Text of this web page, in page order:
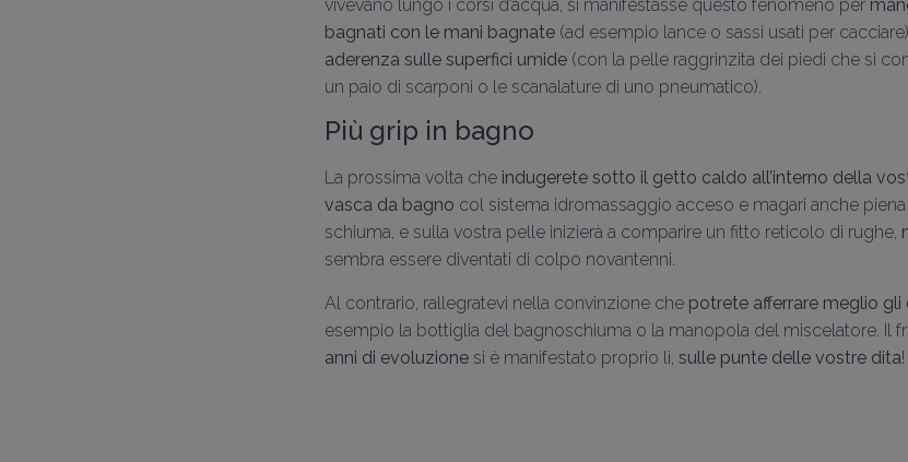
vivevano lungo i corsi d’acqua, si manifestasse questo fenomeno per
bagnati con le mani bagnate (ad esempio lance o sassi usati per
aderenza sulle superfici umide (con la pelle raggrinzita dei piedi che si
un paio di scarponi o le scanalature di uno pneumatico).
Più grip in bagno
La prossima volta che indugerete sotto il getto caldo all’interno della
vasca da bagno col sistema idromassaggio acceso e magari anche
schiuma, e sulla vostra pelle inizierà a comparire un fitto reticolo di rughe,
sembra essere diventati di colpo novantenni.
Al contrario, rallegratevi nella convinzione che potrete afferrare meglio
esempio la bottiglia del bagnoschiuma o la manopola del miscelatore. Il
anni di evoluzione si è manifestato proprio lì, sulle punte delle vostre dita!